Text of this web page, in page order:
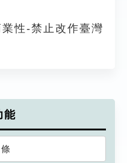
性-禁止改作臺灣
能